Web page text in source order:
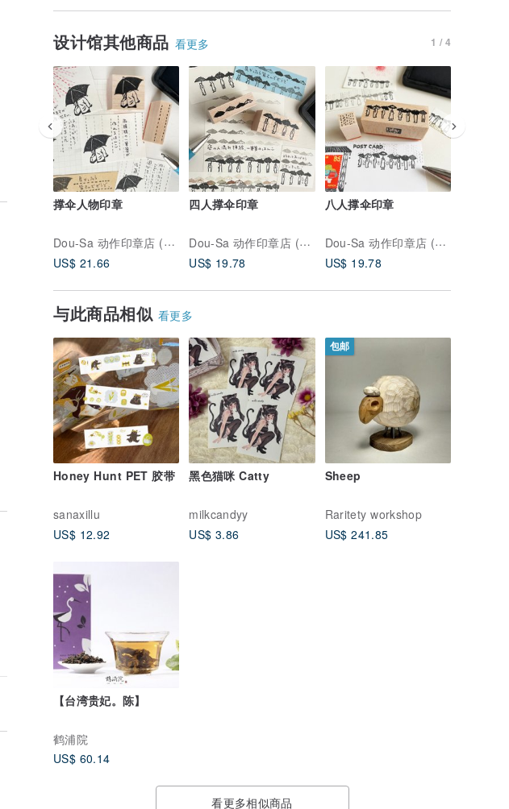
设计馆其他商品 看更多 1 / 4
撑伞人物印章
Dou-Sa 动作印章店 (人物主题)
US$ 21.66
四人撑伞印章
Dou-Sa 动作印章店 (人物主题)
US$ 19.78
八人撑伞印章
Dou-Sa 动作印章店 (人物主题)
US$ 19.78
与此商品相似 看更多
Honey Hunt PET 胶带
sanaxillu
US$ 12.92
黑色猫咪 Catty
milkcandyy
US$ 3.86
包邮
Sheep
Raritety workshop
US$ 241.85
【台湾贵妃。陈】
鹤浦院
US$ 60.14
看更多相似商品